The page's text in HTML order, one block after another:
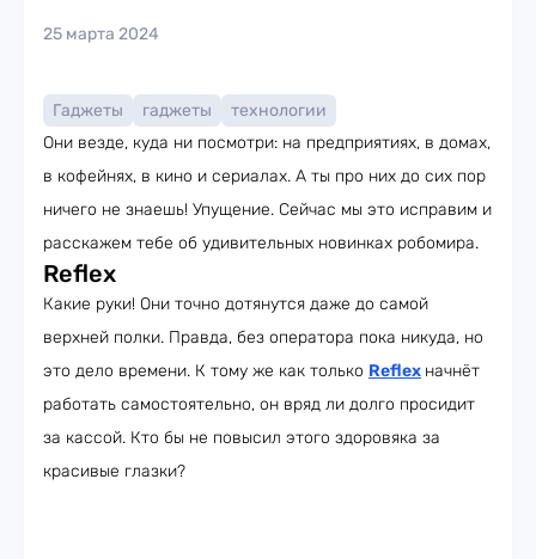
25 марта 2024
Гаджеты гаджеты
технологии
Они везде, куда ни посмотри: на предприятиях, в домах,
в кофейнях, в кино и сериалах. А ты про них до сих пор
ничего не знаешь! Упущение. Сейчас мы это исправим и
расскажем тебе об удивительных новинках робомира.
Reflex
Какие руки! Они точно дотянутся даже до самой
верхней полки. Правда, без оператора пока никуда, но
это дело времени. К тому же как только Reflex начнёт
работать самостоятельно, он вряд ли долго просидит
за кассой. Кто бы не повысил этого здоровяка за
красивые глазки?